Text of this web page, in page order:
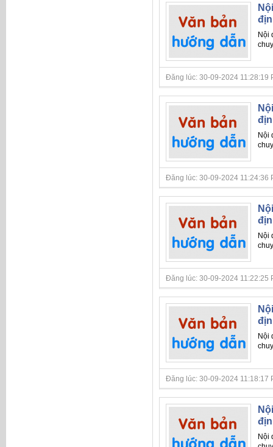
Nội
Đăng lúc: 30-09-2024 11:28:19
Nội
Đăng lúc: 30-09-2024 11:24:36
Nội
Đăng lúc: 30-09-2024 11:22:25
Nội
Đăng lúc: 30-09-2024 11:18:17
Nội